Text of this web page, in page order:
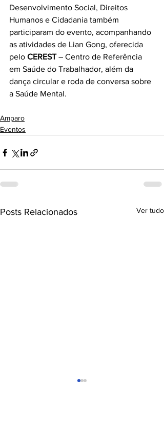
Desenvolvimento Social, Direitos
Humanos e Cidadania também
participaram do evento, acompanhando
as atividades de Lian Gong, oferecida
pelo CEREST – Centro de Referência
em Saúde do Trabalhador, além da
dança circular e roda de conversa sobre
a Saúde Mental.
Amparo
Eventos
Posts Relacionados Ver tudo